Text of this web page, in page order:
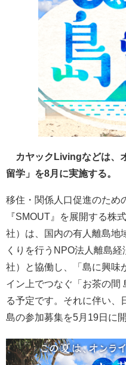
カヤックLivingなどは、
留学」を8月に実施する。
移住・関係人口促進のため
『SMOUT』を展開する株
社）は、国内の有人離島地
くりを行うNPO法人離島
社）と協働し、「島に興味
イン上でつなぐ「お茶の間
る予定です。それに伴い、
島の参加募集を5月19日に